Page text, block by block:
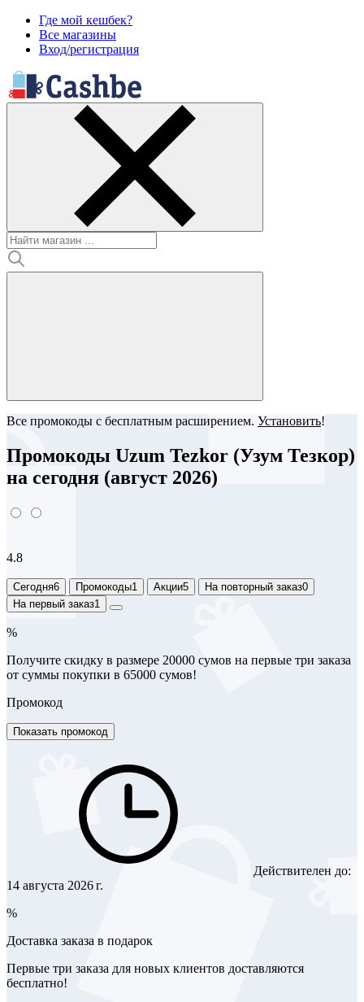
Где мой кешбек?
Все магазины
Вход/регистрация
Все промокоды с бесплатным расширением. Установить!
Промокоды Uzum Tezkor (Узум Тезкор)
на сегодня (август 2026)
4.8
Сегодня6 Промокоды1 Акции5 На повторный заказ0
На первый заказ1
%
Получите скидку в размере 20000 сумов на первые три заказа
от суммы покупки в 65000 сумов!
Промокод
Показать промокод
Действителен до:
14 августа 2026 г.
%
Доставка заказа в подарок
Первые три заказа для новых клиентов доставляются
бесплатно!